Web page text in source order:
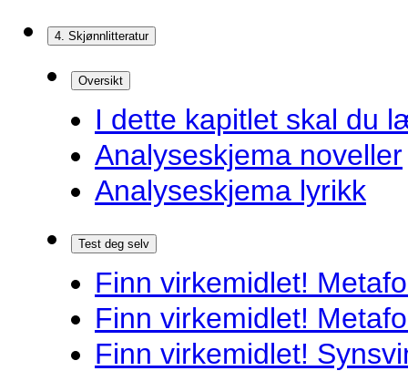
4. Skjønnlitteratur
Oversikt
I dette kapitlet skal du
Analyseskjema noveller
Analyseskjema lyrikk
Test deg selv
Finn virkemidlet!
Finn virkemidlet!
Finn virkemidlet!